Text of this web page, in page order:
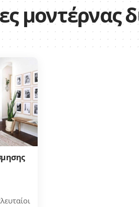
μοντέρνας